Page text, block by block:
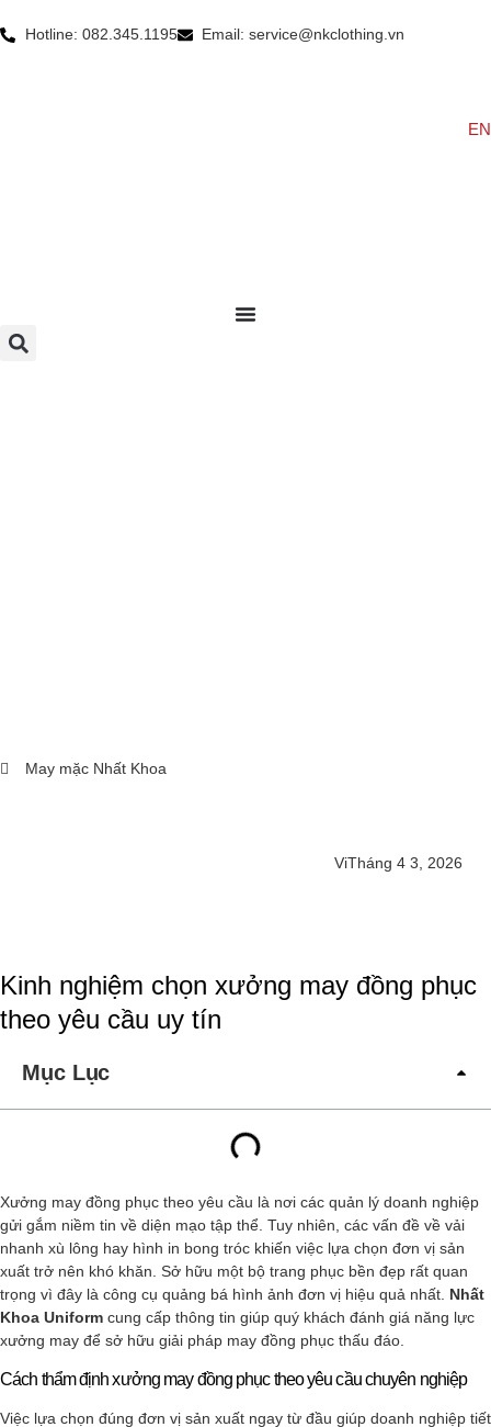
Hotline: 082.345.1195 Email: service@nkclothing.vn
EN
May mặc Nhất Khoa
ViTháng 4 3, 2026
Kinh nghiệm chọn xưởng may đồng phục
theo yêu cầu uy tín
Mục Lục
Xưởng may đồng phục theo yêu cầu là nơi các quản lý doanh nghiệp
gửi gắm niềm tin về diện mạo tập thể. Tuy nhiên, các vấn đề về vải
nhanh xù lông hay hình in bong tróc khiến việc lựa chọn đơn vị sản
xuất trở nên khó khăn. Sở hữu một bộ trang phục bền đẹp rất quan
trọng vì đây là công cụ quảng bá hình ảnh đơn vị hiệu quả nhất. Nhất
Khoa Uniform cung cấp thông tin giúp quý khách đánh giá năng lực
xưởng may để sở hữu giải pháp may đồng phục thấu đáo.
Cách thẩm định xưởng may đồng phục theo yêu cầu chuyên nghiệp
Việc lựa chọn đúng đơn vị sản xuất ngay từ đầu giúp doanh nghiệp tiết